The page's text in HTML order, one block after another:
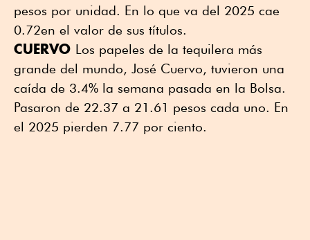
pesos por unidad. En lo que va del 2025 cae
0.72en el valor de sus títulos.
CUERVO Los papeles de la tequilera más
grande del mundo, José Cuervo, tuvieron una
caída de 3.4% la semana pasada en la Bolsa.
Pasaron de 22.37 a 21.61 pesos cada uno. En
el 2025 pierden 7.77 por ciento.